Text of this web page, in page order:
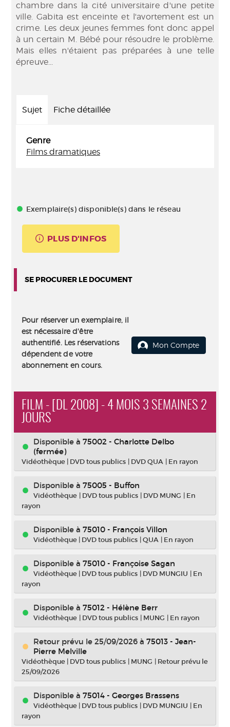
chambre dans la cité universitaire d'une petite
ville. Gabita est enceinte et l'avortement est un
crime. Les deux jeunes femmes font donc appel
à un certain M. Bébé pour résoudre le problème.
Mais elles n'étaient pas préparées à une telle
épreuve...
Sujet Fiche détaillée
Genre
Films dramatiques
Exemplaire(s) disponible(s) dans le réseau
PLUS D'INFOS
SE PROCURER LE DOCUMENT
Pour réserver un exemplaire, il
est nécessaire d'être
authentifié. Les réservations
dépendent de votre
abonnement en cours.
Mon Compte
FILM - [DL 2008] - 4 MOIS 3 SEMAINES 2
JOURS
Disponible à 75002 - Charlotte Delbo
(fermée)
Vidéothèque | DVD tous publics | DVD QUA | En rayon
Disponible à 75005 - Buffon
Vidéothèque | DVD tous publics | DVD MUNG | En
rayon
Disponible à 75010 - François Villon
Vidéothèque | DVD tous publics |QUA | En rayon
Disponible à 75010 - Françoise Sagan
Vidéothèque | DVD tous publics | DVD MUNGIU | En
rayon
Disponible à 75012 - Hélène Berr
Vidéothèque | DVD tous publics | MUNG | En rayon
Retour prévu le 25/09/2026 à 75013 - Jean-
Pierre Melville
Vidéothèque | DVD tous publics | MUNG | Retour prévu le
25/09/2026
Disponible à 75014 - Georges Brassens
Vidéothèque | DVD tous publics | DVD MUNGIU | En
rayon